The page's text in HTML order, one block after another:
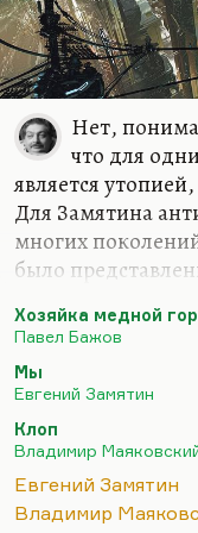
Нет,
что для
является
Для Замятина
многих
было
прозрачные стены
Конечно,
русски книга не
пересказе
отношению к
мои
очень наглядно,—
Хозяйка медной
Павел Бажов
Мы
Евгений Замятин
Клоп
Владимир
Евгений Замятин
Владимир